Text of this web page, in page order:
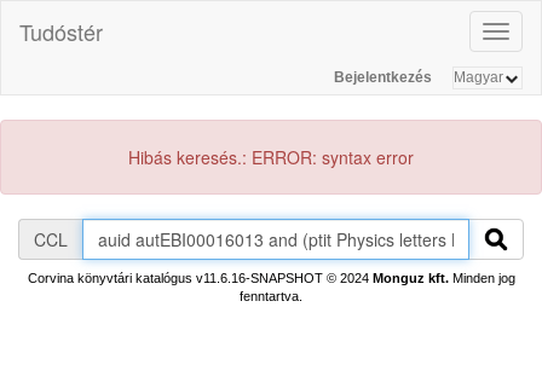
Tudóstér
Bejelentkezés
Hibás keresés.: ERROR: syntax error
CCL
Corvina könyvtári katalógus v11.6.16-SNAPSHOT© 2024 Monguz kft.Minden jog
fenntartva.